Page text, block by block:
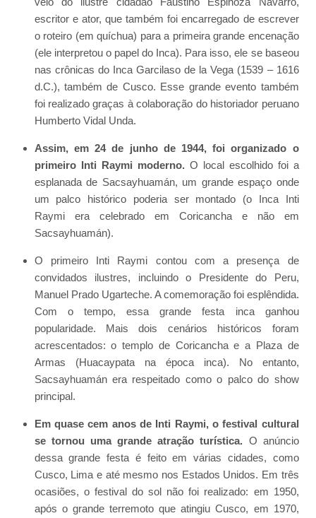
escritor e ator, que também foi encarregado de escrever
o roteiro (em quíchua) para a primeira grande encenação
(ele interpretou o papel do Inca). Para isso, ele se baseou
nas crônicas do Inca Garcilaso de la Vega (1539 – 1616
d.C.), também de Cusco. Esse grande evento também
foi realizado graças à colaboração do historiador peruano
Humberto Vidal Unda.
Assim, em 24 de junho de 1944, foi organizado o
primeiro Inti Raymi moderno.O local escolhido foi a
esplanada de Sacsayhuamán, um grande espaço onde
um palco histórico poderia ser montado (o Inca Inti
Raymi era celebrado em Coricancha e não em
Sacsayhuamán).
O primeiro Inti Raymi contou com a presença de
convidados ilustres, incluindo o Presidente do Peru,
Manuel Prado Ugarteche. A comemoração foi esplêndida.
Com o tempo, essa grande festa inca ganhou
popularidade. Mais dois cenários históricos foram
acrescentados: o templo de Coricancha e a Plaza de
Armas (Huacaypata na época inca). No entanto,
Sacsayhuamán era respeitado como o palco do show
principal.
Em quase cem anos de Inti Raymi, o festival cultural
se tornou uma grande atração turística. O anúncio
dessa grande festa é feito em várias cidades, como
Cusco, Lima e até mesmo nos Estados Unidos. Em três
ocasiões, o festival do sol não foi realizado: em 1950,
após o grande terremoto que atingiu Cusco, em 1970,